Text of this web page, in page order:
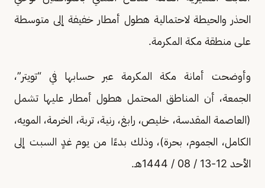
الحذر والحيطة لاحتمالية هطول أمطار خفيفة إلى متوسطة
على منطقة مكة المكرمة.
وأوضحت أمانة مكة المكرمة عبر حسابها في “تويتر”،
الجمعة، أن المناطق المحتمل هطول أمطار عليها تشمل
(العاصمة المقدسة، خليص، رابغ، رنية، تربة، الخرمة، المويه،
الكامل، الجموم، بحرة)، وذلك بدءًا من يوم غدٍ السبت إلى
الأحد 12-13 / 08 / 1444هـ.